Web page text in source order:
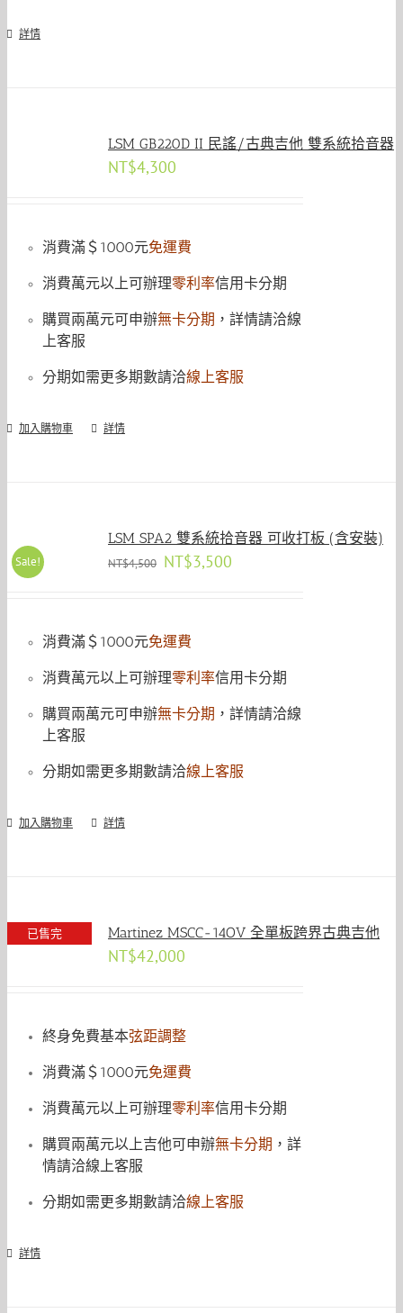
詳情
LSM GB220D II 民謠/古典吉他 雙系統拾音器
NT$4,300
消費滿＄1000元免運費
消費萬元以上可辦理零利率信用卡分期
購買兩萬元可申辦無卡分期 ，詳情請洽線
上客服
分期如需更多期數請洽線上客服
加入購物車 詳情
Sale!
LSM SPA2 雙系統拾音器 可收打板 (含安裝)
NT$4,500 原
NT$3,500
消費滿＄1000元免運費
消費萬元以上可辦理零利率信用卡分期
購買兩萬元可申辦無卡分期 ，詳情請洽線
上客服
分期如需更多期數請洽線上客服
加入購物車 詳情
已售完 Martinez MSCC-14OV 全單板跨界古典吉他
NT$42,000
終身免費基本弦距調整
消費滿＄1000元免運費
消費萬元以上可辦理零利率信用卡分期
購買兩萬元以上吉他可申辦無卡分期 ，詳
情請洽線上客服
分期如需更多期數請洽線上客服
詳情